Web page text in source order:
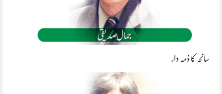
سانحہ کا ذمہ دار